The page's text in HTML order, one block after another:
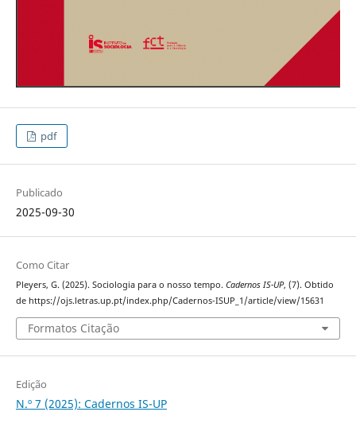
pdf
Publicado
2025-09-30
Como Citar
Pleyers, G. (2025). Sociologia para o nosso tempo. Cadernos IS-UP, (7). Obtido
de https://ojs.letras.up.pt/index.php/Cadernos-ISUP_1/article/view/15631
Formatos Citação
Edição
N.º 7 (2025): Cadernos IS-UP